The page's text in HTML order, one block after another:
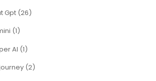
Gpt (26)
(1)
AI (1)
(2)